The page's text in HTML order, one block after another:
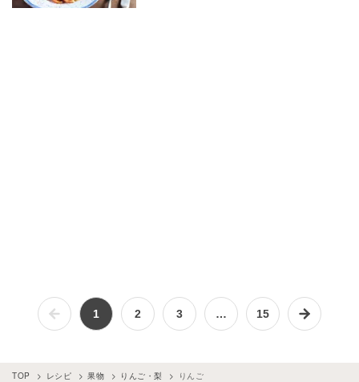
1 2 3 … 15
TOP レシピ 果物 りんご・梨 りんご